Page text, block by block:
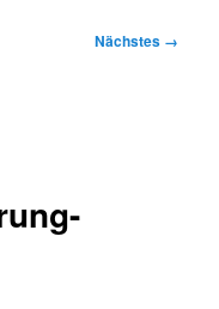
Nächstes →